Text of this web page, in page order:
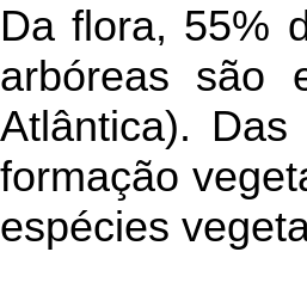
Da flora, 55%
arbóreas são
Atlântica).
formação
espécies